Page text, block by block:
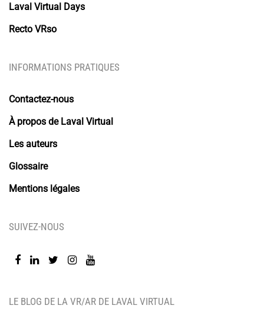
LE BLOG DE LA VR/AR DE LAVAL VIRTUAL
Laval Virtual Days
Recto VRso
INFORMATIONS PRATIQUES
Contactez-nous
À propos de Laval Virtual
Les auteurs
Glossaire
Mentions légales
SUIVEZ-NOUS